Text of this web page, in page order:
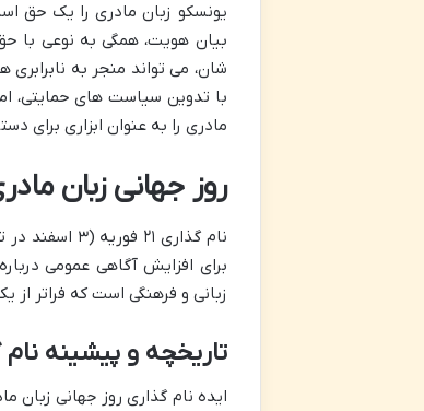
یونسکو زبان مادری را یک حق
بیان هویت، همگی به نوعی با
شان، می تواند منجر به
با تدوین سیاست های حمایتی،
مادری را به عنوان ابزاری
روز جهانی زبان
نام گذاری
برای افزایش آگاهی عمومی
زبانی و فرهنگی است که فراتر
تاریخچه و پیشینه نام
ایده نام گذاری روز جهانی